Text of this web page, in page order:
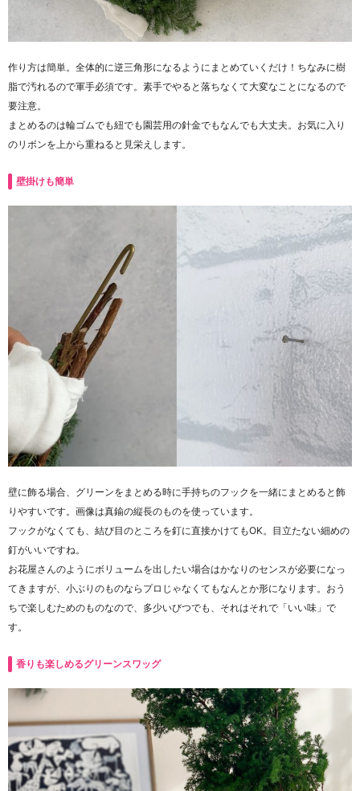
作り方は簡単。全体的に逆三角形になるようにまとめていくだけ！ちなみに樹
脂で汚れるので軍手必須です。素手でやると落ちなくて大変なことになるので
要注意。
まとめるのは輪ゴムでも紐でも園芸用の針金でもなんでも大丈夫。お気に入り
のリボンを上から重ねると見栄えします。
壁掛けも簡単
壁に飾る場合、グリーンをまとめる時に手持ちのフックを一緒にまとめると飾
りやすいです。画像は真鍮の縦長のものを使っています。
フックがなくても、結び目のところを釘に直接かけてもOK。目立たない細めの
釘がいいですね。
お花屋さんのようにボリュームを出したい場合はかなりのセンスが必要になっ
てきますが、小ぶりのものならプロじゃなくてもなんとか形になります。おう
ちで楽しむためのものなので、多少いびつでも、それはそれで「いい味」で
す。
香りも楽しめるグリーンスワッグ